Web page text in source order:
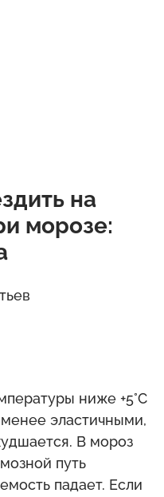
на
морозе:
ниже +5°C
эластичными,
В мороз
путь
падает. Если